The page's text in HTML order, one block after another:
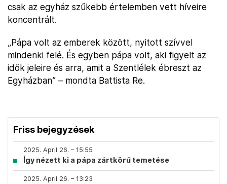
csak az egyház szűkebb értelemben vett híveire
koncentrált.
„Pápa volt az emberek között, nyitott szívvel
mindenki felé. És egyben pápa volt, aki figyelt az
idők jeleire és arra, amit a Szentlélek ébreszt az
Egyházban” – mondta Battista Re.
Friss bejegyzések
2025. April 26. – 15:55
Így nézett ki a pápa zártkörű temetése
2025. April 26. – 13:23